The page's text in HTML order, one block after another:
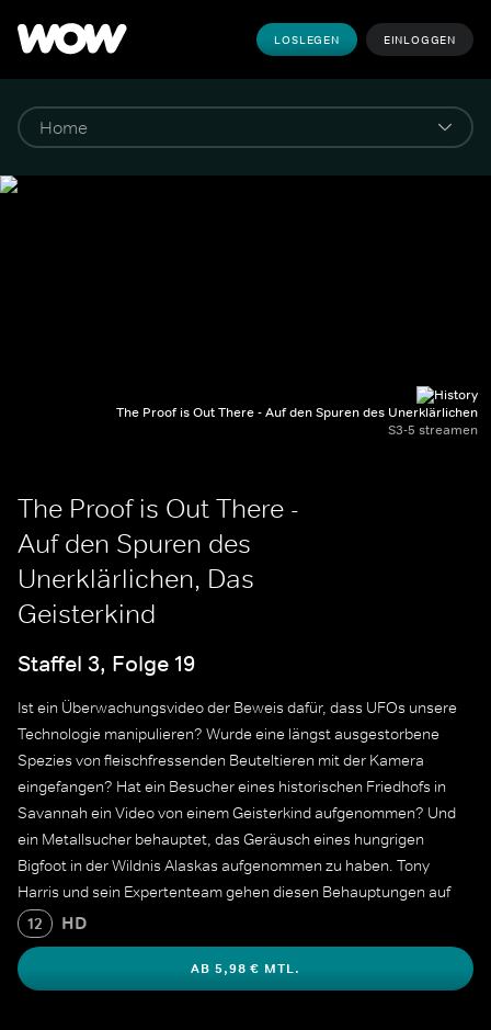
LOSLEGEN EINLOGGEN
The Proof is Out There - Auf den Spuren des Unerklärlichen
S3-5 streamen
The Proof is Out There -
Auf den Spuren des
Unerklärlichen, Das
Geisterkind
Staffel 3, Folge 19
Ist ein Überwachungsvideo der Beweis dafür, dass UFOs unsere
Technologie manipulieren? Wurde eine längst ausgestorbene
Spezies von fleischfressenden Beuteltieren mit der Kamera
eingefangen? Hat ein Besucher eines historischen Friedhofs in
Savannah ein Video von einem Geisterkind aufgenommen? Und
ein Metallsucher behauptet, das Geräusch eines hungrigen
Bigfoot in der Wildnis Alaskas aufgenommen zu haben. Tony
Harris und sein Expertenteam gehen diesen Behauptungen auf
den Grund, um die Wahrheit herauszufinden.
12 HD
AB 5,98 € MTL.